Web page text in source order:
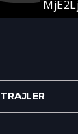
TRAJLER